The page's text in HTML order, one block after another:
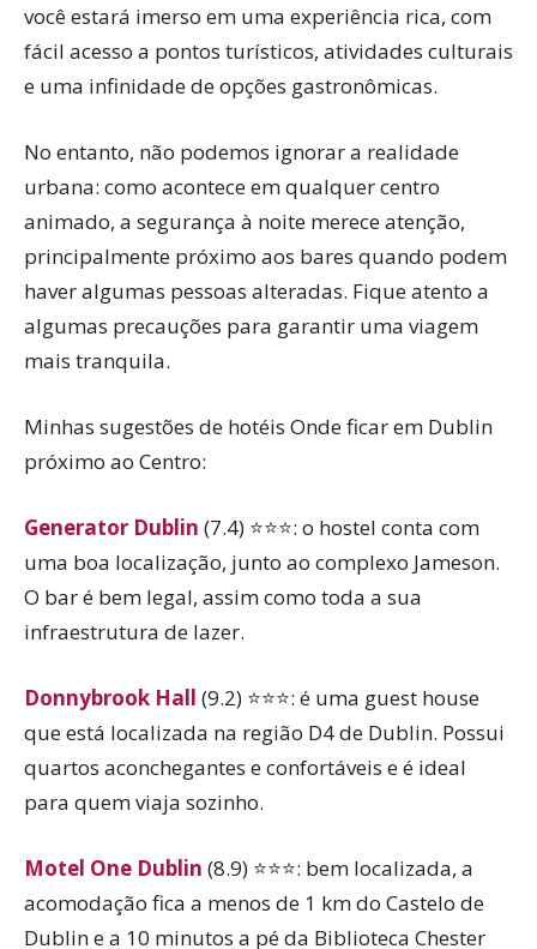
você estará imerso em uma experiência rica, com
fácil acesso a pontos turísticos, atividades culturais
e uma infinidade de opções gastronômicas.
No entanto, não podemos ignorar a realidade
urbana: como acontece em qualquer centro
animado, a segurança à noite merece atenção,
principalmente próximo aos bares quando podem
haver algumas pessoas alteradas. Fique atento a
algumas precauções para garantir uma viagem
mais tranquila.
Minhas sugestões de hotéis Onde ficar em Dublin
próximo ao Centro:
Generator Dublin (7.4) ⭐⭐⭐: o hostel conta com
uma boa localização, junto ao complexo Jameson.
O bar é bem legal, assim como toda a sua
infraestrutura de lazer.
Donnybrook Hall (9.2) ⭐⭐⭐: é uma guest house
que está localizada na região D4 de Dublin. Possui
quartos aconchegantes e confortáveis e é ideal
para quem viaja sozinho.
Motel One Dublin (8.9) ⭐⭐⭐: bem localizada, a
acomodação fica a menos de 1 km do Castelo de
Dublin e a 10 minutos a pé da Biblioteca Chester